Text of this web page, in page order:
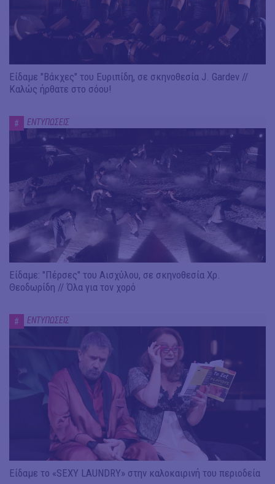
Είδαμε "Βάκχες" του Ευριπίδη, σε σκηνοθεσία J. Gardev //
Καλώς ήρθατε στο σόου!
# ΕΝΤΥΠΩΣΕΙΣ
Είδαμε: "Πέρσες" του Αισχύλου, σε σκηνοθεσία Χρ.
Θεοδωρίδη // Όλα για τον χορό
# ΕΝΤΥΠΩΣΕΙΣ
Είδαμε το «SEXY LAUNDRY» στην καλοκαιρινή του περιοδεία